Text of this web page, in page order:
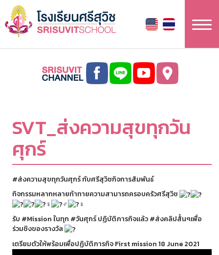
main
content
SVT_ส่งความสุขทุกวัน
ศุกร์
#ส่งความสุขทุกวันศุกร์กับศรีสุวิชกิจการสัมพันธ์
กิจกรรมหลากหลายท้าทายความสามารถครอบครัวศรีสุวิช
รับ #Missionในทุก #วันศุกร์ปฏิบัติภารกิจแล้ว#ส่งคลิปสั้นๆเพื่อ
ร่วมชิงของรางวัล
เตรียมตัวให้พร้อมเพื่อปฏิบัติภารกิจ First mission 18 June 2021